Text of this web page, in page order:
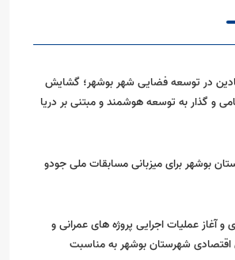
در توسعه فضایی شهر بوشهر؛ گشایش
و گذار به توسعه هوشمند و مبتنی بر دریا
بوشهر برای میزبانی مسابقات ملی جودو
و آغاز عملیات اجرایی پروژه های عمرانی و
شهرستان بوشهر به مناسبت